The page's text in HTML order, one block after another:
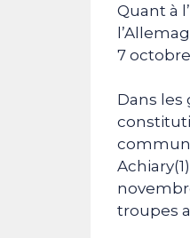
Quant à
7
Dans les
troupes